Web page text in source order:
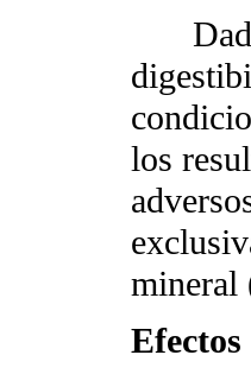
Dado
los
mineral